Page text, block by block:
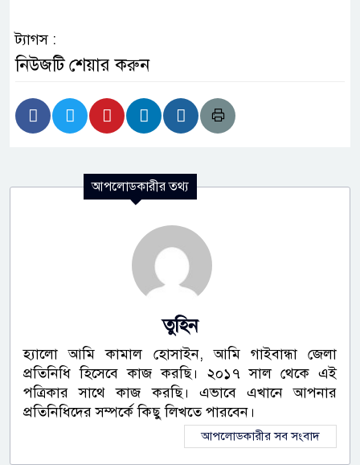
ট্যাগস :
নিউজটি শেয়ার করুন
আপলোডকারীর তথ্য
তুহিন
হ্যালো আমি কামাল হোসাইন, আমি গাইবান্ধা জেলা
প্রতিনিধি হিসেবে কাজ করছি। ২০১৭ সাল থেকে এই
পত্রিকার সাথে কাজ করছি। এভাবে এখানে আপনার
প্রতিনিধিদের সম্পর্কে কিছু লিখতে পারবেন।
আপলোডকারীর সব সংবাদ